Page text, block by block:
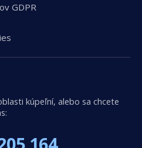
GDPR
kúpeľní, alebo sa chcete
164